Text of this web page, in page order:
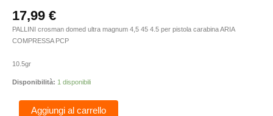
17,99 €
PALLINI crosman domed ultra magnum 4,5 45 4.5 per pistola carabina ARIA
COMPRESSA PCP
10.5gr
Disponibilità: 1 disponibili
Aggiungi al carrello